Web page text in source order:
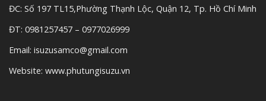
ĐC: Số 197 TL15,Phường Thạnh Lộc, Quận 12, Tp. Hồ Chí Minh
ĐT: 0981257457 – 0977026999
Email: isuzusamco@gmail.com
Website: www.phutungisuzu.vn